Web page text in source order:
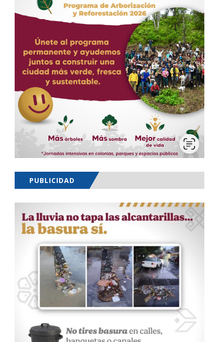
PUBLICIDAD